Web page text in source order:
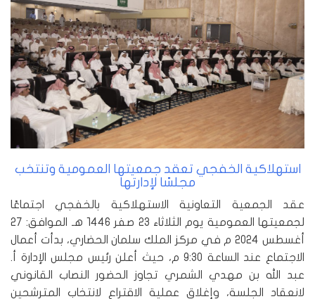
استهلاكية الخفجي تعقد جمعيتها العمومية وتنتخب
مجلسًا لإدارتها
عقد الجمعية التعاونية الاستهلاكية بالخفجي اجتماعًا
لجمعيتها العمومية يوم الثلاثاء ٢٣ صفر ١٤٤٦ هـ الموافق: ٢٧
أغسطس ٢٠٢٤ م في مركز الملك سلمان الحضاري، بدأت أعمال
الاجتماع عند الساعة ٩:٣٠ م، حيث أعلن رئيس مجلس الإدارة أ.
عبد الله بن مهدي الشمري تجاوز الحضور النصاب القانوني
لانعقاد الجلسة، وإغلاق عملية الاقتراع لانتخاب المترشحين